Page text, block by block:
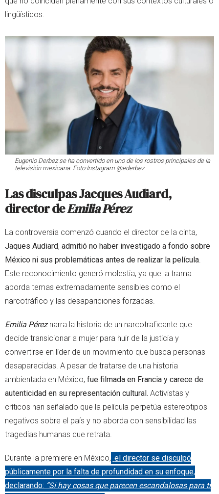
lingüísticos.
Eugenio Derbez se ha convertido en uno de los rostros principales de la
televisión mexicana. Foto:Instagram @ederbez.
Las disculpas Jacques Audiard,
director deEmilia Pérez
La controversia comenzó cuando el director de la cinta,
Jaques Audiard, admitió no haber investigado a fondo sobre
México ni sus problemáticas antes de realizar la película
Este reconocimiento generó molestia, ya que la trama
aborda temas extremadamente sensibles como el
narcotráfico y las desapariciones forzadas.
Emilia Pérez narra la historia de un narcotraficante que
decide transicionar a mujer para huir de la justicia y
convertirse en líder de un movimiento que busca personas
desaparecidas. A pesar de tratarse de una historia
ambientada en México, fue filmada en Francia y carece de
autenticidad en su representación cultural. Activistas y
críticos han señalado que la película perpetúa estereotipos
negativos sobre el país y no aborda con sensibilidad las
tragedias humanas que retrata.
Durante la premiere en México, el director se disculpó
públicamente por la falta de profundidad en su enfoque,
declarando: “Si hay cosas que parecen escandalosas para ti